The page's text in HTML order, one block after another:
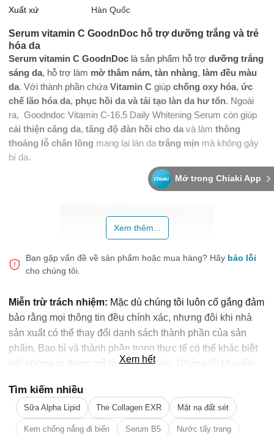
Mở trong Chiaki App
Xuất xứ Hàn Quốc
Serum vitamin C GoodnDoc hỗ trợ dưỡng trắng và trẻ
hóa da
Serum vitamin C GoodnDoc là sản phẩm hỗ trợ dưỡng trắng
sáng da, hỗ trợ làm mờ thâm nám, tàn nhàng, làm đều màu
da. Với thành phần chứa Vitamin C giúp chống oxy hóa, ức
chế lão hóa da, phục hồi da và tái tạo làn da hư tổn. Ngoài
ra, Goodndoc Vitamin C-16.5 Daily Whitening Serum còn giúp
cải thiện căng da, tăng độ đàn hồi cho da và làm thông
thoáng lỗ chân lông mang lại làn da trắng mịn mà không gây
bí da.
Xem thêm...
Bạn gặp vấn đề về sản phẩm hoặc mua hàng? Hãy báo lỗi
cho chúng tôi.
Miễn trừ trách nhiệm: Mặc dù chúng tôi luôn cố gắng đảm
bảo rằng mọi thông tin đều chính xác, nhưng đôi khi nhà
sản xuất có thể thay đổi danh sách thành phần của sản
phẩm. Bao bì và thành phần trong thực tế có thể khác biệt
với những gì được mô tả trên website. Chúng tôi khuyến
website, mà hãy luôn luôn đọc nhãn mác, cảnh báo và
hướng dẫn sử dụng trước khi dùng sản phẩm. Để biết
thêm thông tin, vui lòng liên hệ nhà sản xuất. Nội dung trên
Xem hết
Tìm kiếm nhiều
Sữa Alpha Lipid The Collagen EXR Mặt nạ đất sét
Kem chống nắng đi biển Serum B5 Nước tẩy trang
🎁 Đừng Bỏ Lỡ! 🎁